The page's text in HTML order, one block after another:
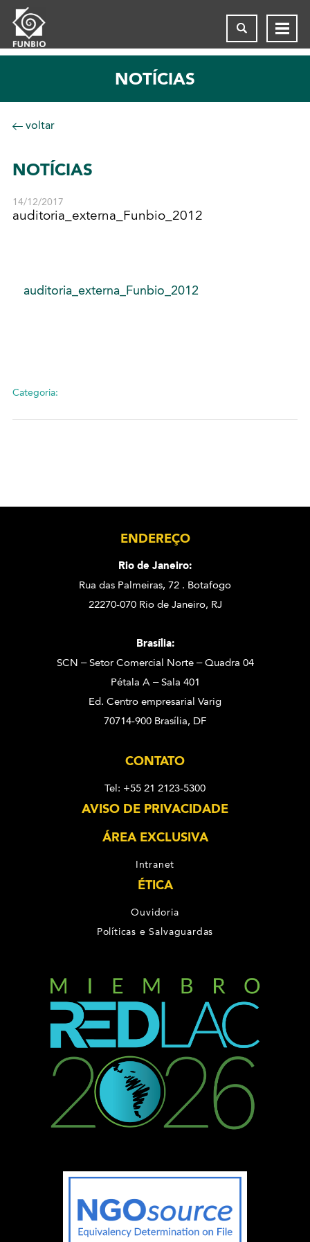
NOTÍCIAS
voltar
NOTÍCIAS
14/12/2017
auditoria_externa_Funbio_2012
auditoria_externa_Funbio_2012
Categoria:
ENDEREÇO
Rio de Janeiro:
Rua das Palmeiras, 72 . Botafogo
22270-070 Rio de Janeiro, RJ
Brasília:
SCN – Setor Comercial Norte – Quadra 04
Pétala A – Sala 401
Ed. Centro empresarial Varig
70714-900 Brasília, DF
CONTATO
Tel: +55 21 2123-5300
AVISO DE PRIVACIDADE
ÁREA EXCLUSIVA
Intranet
ÉTICA
Ouvidoria
Políticas e Salvaguardas